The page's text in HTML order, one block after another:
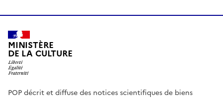
MINISTÈRE
DE LA CULTURE
POP décrit et diffuse des notices scientifiques de biens